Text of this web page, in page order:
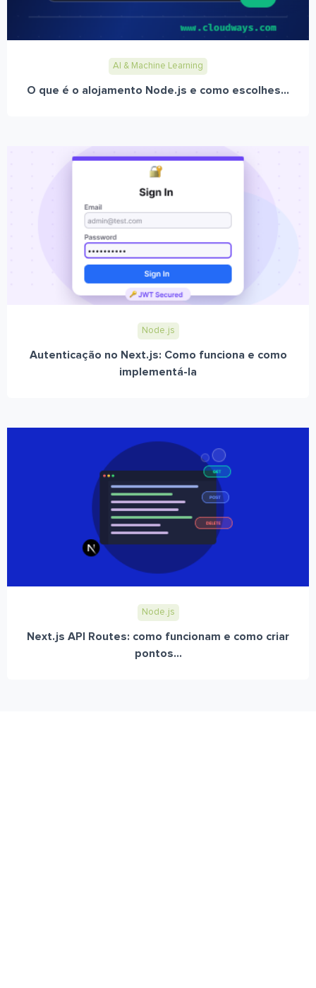
AI & Machine Learning
O que é o alojamento Node.js e como escolhes...
Node.js
Autenticação no Next.js: Como funciona e como
implementá-la
Node.js
Next.js API Routes: como funcionam e como criar
pontos...